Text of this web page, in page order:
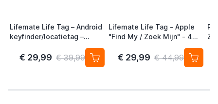
Lifemate Life Tag – Android
keyfinder/locatietag –
Android/Google Find My
Device – 4-pack
€ 29,99 € 39,99
Lifemate Life Tag - Apple
"Find My / Zoek Mijn" - 4
Pack - AirTag Alternatief
€ 29,99 € 44,99